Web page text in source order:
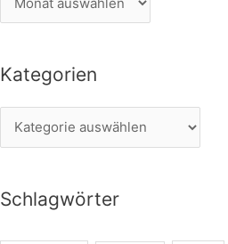
Kategorien
Schlagwörter